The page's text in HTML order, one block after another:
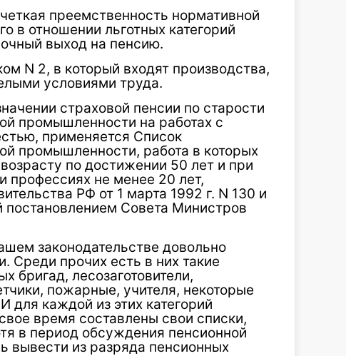
преемственность нормативной
в отношении льготных категорий
выход на пенсию.
N 2, в который входят производства,
условиями труда.
страховой пенсии по старости
промышленности на работах с
применяется Список
промышленности, работа в которых
по достижении 50 лет и при
профессиях не менее 20 лет,
РФ от 1 марта 1992 г. N 130 и
Совета Министров
законодательстве довольно
Среди прочих есть в них такие
бригад, лесозаготовители,
пожарные, учителя, некоторые
для каждой из этих категорий
время составлены свои списки,
в период обсуждения пенсионной
вывести из разряда пенсионных